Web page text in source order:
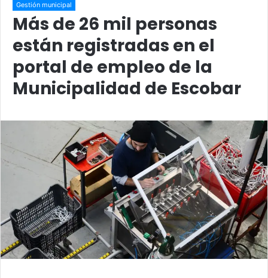
Gestión municipal
Más de 26 mil personas
están registradas en el
portal de empleo de la
Municipalidad de Escobar